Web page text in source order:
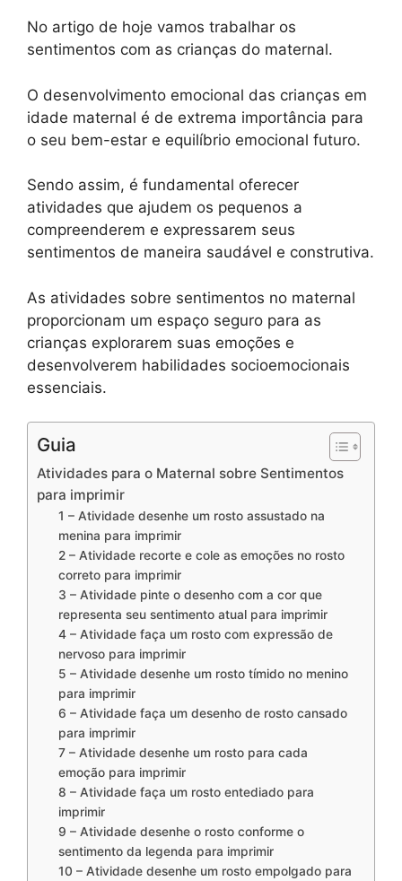
No artigo de hoje vamos trabalhar os
sentimentos com as crianças do maternal.
O desenvolvimento emocional das crianças em
idade maternal é de extrema importância para
o seu bem-estar e equilíbrio emocional futuro.
Sendo assim, é fundamental oferecer
atividades que ajudem os pequenos a
compreenderem e expressarem seus
sentimentos de maneira saudável e construtiva.
As atividades sobre sentimentos no maternal
proporcionam um espaço seguro para as
crianças explorarem suas emoções e
desenvolverem habilidades socioemocionais
essenciais.
Guia
Atividades para o Maternal sobre Sentimentos
para imprimir
1 – Atividade desenhe um rosto assustado na
menina para imprimir
2 – Atividade recorte e cole as emoções no rosto
correto para imprimir
3 – Atividade pinte o desenho com a cor que
representa seu sentimento atual para imprimir
4 – Atividade faça um rosto com expressão de
nervoso para imprimir
5 – Atividade desenhe um rosto tímido no menino
para imprimir
6 – Atividade faça um desenho de rosto cansado
para imprimir
7 – Atividade desenhe um rosto para cada
emoção para imprimir
8 – Atividade faça um rosto entediado para
imprimir
9 – Atividade desenhe o rosto conforme o
sentimento da legenda para imprimir
10 – Atividade desenhe um rosto empolgado para